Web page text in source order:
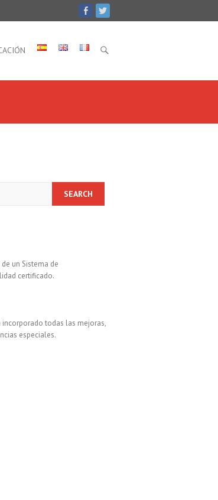
de un Sistema de
certificado.
incorporado todas las mejoras,
especiales.